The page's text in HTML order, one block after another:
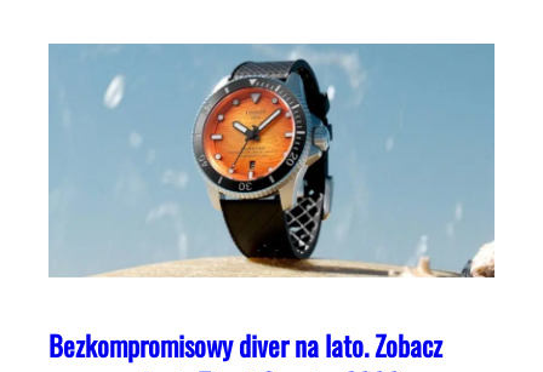
Bezkompromisowy diver na lato. Zobacz